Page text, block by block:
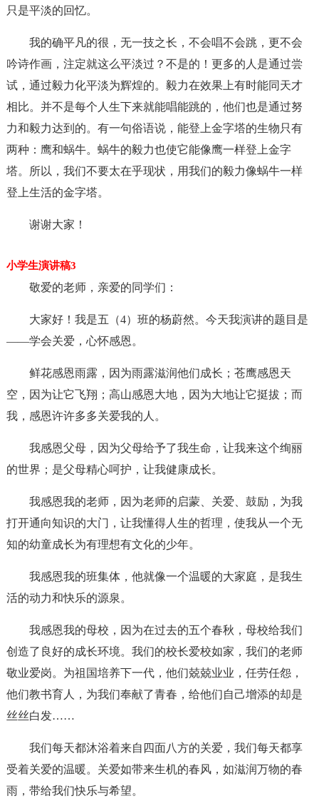
只是平淡的回忆。
我的确平凡的很，无一技之长，不会唱不会跳，更不会
吟诗作画，注定就这么平淡过？不是的！更多的人是通过尝
试，通过毅力化平淡为辉煌的。毅力在效果上有时能同天才
相比。并不是每个人生下来就能唱能跳的，他们也是通过努
力和毅力达到的。有一句俗语说，能登上金字塔的生物只有
两种：鹰和蜗牛。蜗牛的毅力也使它能像鹰一样登上金字
塔。所以，我们不要太在乎现状，用我们的毅力像蜗牛一样
登上生活的金字塔。
谢谢大家！
小学生演讲稿3
敬爱的老师，亲爱的同学们：
大家好！我是五（4）班的杨蔚然。今天我演讲的题目是
——学会关爱，心怀感恩。
鲜花感恩雨露，因为雨露滋润他们成长；苍鹰感恩天
空，因为让它飞翔；高山感恩大地，因为大地让它挺拔；而
我，感恩许许多多关爱我的人。
我感恩父母，因为父母给予了我生命，让我来这个绚丽
的世界；是父母精心呵护，让我健康成长。
我感恩我的老师，因为老师的启蒙、关爱、鼓励，为我
打开通向知识的大门，让我懂得人生的哲理，使我从一个无
知的幼童成长为有理想有文化的少年。
我感恩我的班集体，他就像一个温暖的大家庭，是我生
活的动力和快乐的源泉。
我感恩我的母校，因为在过去的五个春秋，母校给我们
创造了良好的成长环境。我们的校长爱校如家，我们的老师
敬业爱岗。为祖国培养下一代，他们兢兢业业，任劳任怨，
他们教书育人，为我们奉献了青春，给他们自己增添的却是
丝丝白发……
我们每天都沐浴着来自四面八方的关爱，我们每天都享
受着关爱的温暖。关爱如带来生机的春风，如滋润万物的春
雨，带给我们快乐与希望。